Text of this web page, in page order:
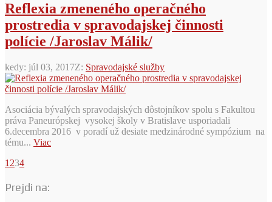
Reflexia zmeneného operačného
prostredia v spravodajskej činnosti
polície /Jaroslav Málik/
kedy: júl 03, 2017Z: Spravodajské služby
Asociácia bývalých spravodajských dôstojníkov spolu s Fakultou
práva Paneurópskej vysokej školy v Bratislave usporiadali
6.decembra 2016 v poradí už desiate medzinárodné sympózium na
tému... Viac
1 234
Prejdi na: